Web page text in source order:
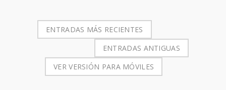
ENTRADAS MÁS RECIENTES
ENTRADAS ANTIGUAS
VER VERSIÓN PARA MÓVILES